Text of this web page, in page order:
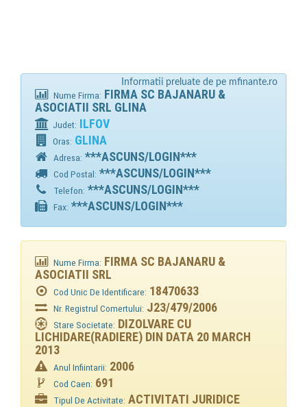
Informatii preluate de pe mfinante.ro
Nume Firma: FIRMA SC BAJANARU &
ASOCIATII SRL GLINA
Judet: ILFOV
Oras: GLINA
Adresa: ***ASCUNS/LOGIN***
Cod Postal: ***ASCUNS/LOGIN***
Telefon: ***ASCUNS/LOGIN***
Fax: ***ASCUNS/LOGIN***
Nume Firma: FIRMA SC BAJANARU &
ASOCIATII SRL
Cod Unic De Identificare: 18470633
Nr. Registrul Comertului: J23/479/2006
Stare Societate: DIZOLVARE CU
LICHIDARE(RADIERE) DIN DATA 20 MARCH
2013
Anul Infiintarii: 2006
Cod Caen: 691
Tipul De Activitate: ACTIVITATI JURIDICE